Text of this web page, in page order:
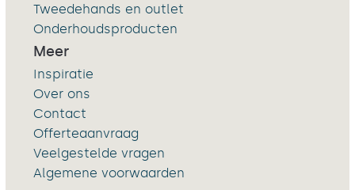
Tweedehands en outlet
Onderhoudsproducten
Meer
Inspiratie
Over ons
Contact
Offerteaanvraag
Veelgestelde vragen
Algemene voorwaarden